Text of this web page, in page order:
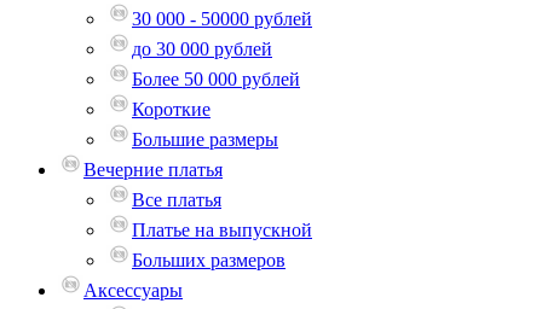
30 000 - 50000 рублей
до 30 000 рублей
Более 50 000 рублей
Короткие
Большие размеры
Вечерние платья
Все платья
Платье на выпускной
Больших размеров
Аксессуары